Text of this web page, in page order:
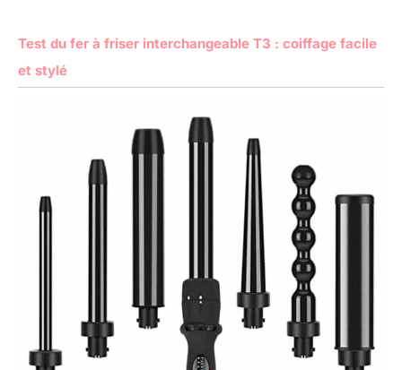
Test du fer à friser interchangeable T3 : coiffage facile
et stylé